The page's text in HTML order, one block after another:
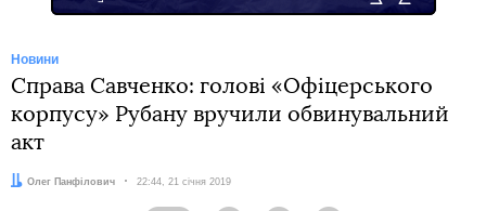
Новини
Справа Савченко: голові «Офіцерського
корпусу» Рубану вручили обвинувальний
акт
Автор:
Олег Панфілович Дата:
22:44, 21 січня 2019